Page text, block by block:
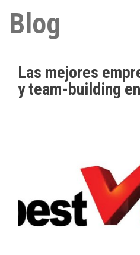
Blog
Las mejores
y team-building